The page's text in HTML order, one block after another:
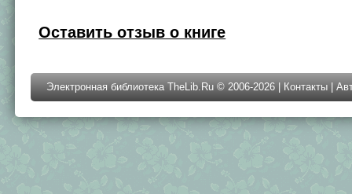
Оставить отзыв о книге
Электронная библиотека TheLib.Ru © 2006-2026 | Контакты |